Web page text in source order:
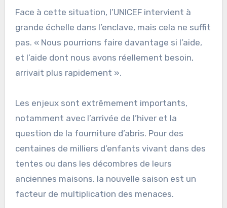
Face à cette situation, l’UNICEF intervient à
grande échelle dans l’enclave, mais cela ne suffit
pas. « Nous pourrions faire davantage si l’aide,
et l’aide dont nous avons réellement besoin,
arrivait plus rapidement ».
Les enjeux sont extrêmement importants,
notamment avec l’arrivée de l’hiver et la
question de la fourniture d’abris. Pour des
centaines de milliers d’enfants vivant dans des
tentes ou dans les décombres de leurs
anciennes maisons, la nouvelle saison est un
facteur de multiplication des menaces.